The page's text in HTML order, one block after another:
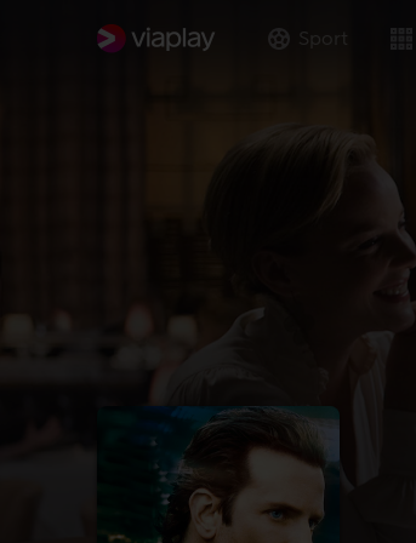
Sport